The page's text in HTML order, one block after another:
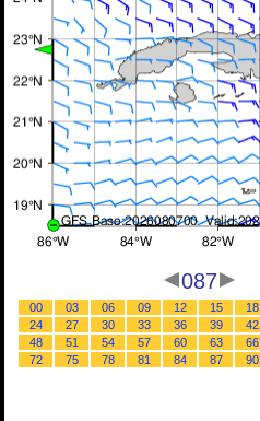
087
00 03 06 09 12 15 18
24
27 30 33 36 39 42
48
51 54 57 60 63 66
72
75 78 81 84 87 90